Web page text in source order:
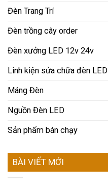
Đèn Trang Trí
Đèn trồng cây order
Đèn xưởng LED 12v 24v
Linh kiện sửa chữa đèn LED
Máng Đèn
Nguồn Đèn LED
Sản phẩm bán chạy
BÀI VIẾT MỚI